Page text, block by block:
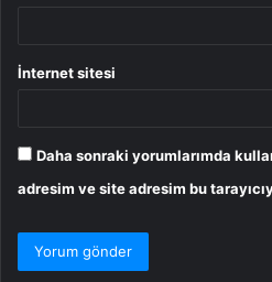
İnternet sitesi
Daha sonraki yorumlarımda
adresim ve site adresim bu